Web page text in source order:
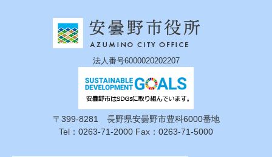
法人番号6000020202207
〒399-8281 長野県安曇野市豊科6000番地
Tel：0263-71-2000 Fax：0263-71-5000